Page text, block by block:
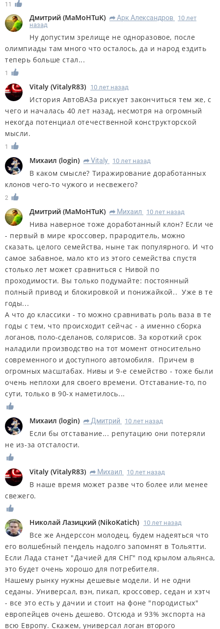
11
Дмитрий (MaMoHTuK) R Арк Александров
10 лет
назад
Ну допустим зрелище не одноразовое, после
олимпиады там много что осталось, да и народ ездить
теперь больше стал...
1
Vitaly (VitalyR83) 10 лет назад
История АвтоВАЗа рискует закончиться тем же, с
чего и началась 40 лет назад, несмотря на огромный
некогда потенциал отечественной конструкторской
мысли.
1
Михаил (login) R Vitaly 10 лет назад
В каком смысле? Тиражирование доработанных
клонов чего-то чужого и несвежего?
2
Дмитрий (MaMoHTuK) R Михаил 10 лет назад
Нива наверное тоже доработанный клон? Если че
- первый в мире кроссовер, прародитель, можно
сказать, целого семейства, ныне так популярного. И что
самое забавное, мало кто из этого семейства спустя
столько лет может сравниться с Нивой по
проходимости. Вы только подумайте: постоянный
полный привод и блокировкой и понижайкой.. Уже в те
годы...
А что до классики - то можно сравнивать роль ваза в те
годы с тем, что происходит сейчас - а именно сборка
логанов, поло-сделанов, солярисов. За короткий срок
наладили производство на тот момент относительно
современного и доступного автомобиля. Причем в
огромных масштабах. Нивы и 9-е семейство - тоже были
очень неплохи для своего времени. Отставание-то, по
сути, только в 90-х наметилось...
Михаил (login) R Дмитрий 10 лет назад
Если бы отставание... репутацию они потеряли
не из-за отсталости.
Vitaly (VitalyR83) R Михаил 10 лет назад
В наше время может разве что более или менее
свежего.
Николай Лазицкий (NikoKatich) 10 лет назад
Все же Андерссон молодец, будем надеяться что
его волшебный пендель надолго запомнят в Тольятти.
Если Лада станет "Дачией для СНГ" под крылом альянса,
это будет очень хорошо для потребителя.
Нашему рынку нужны дешевые модели. И не одни
седаны. Универсал, вэн, пикап, кроссовер, седан и хэтч
- все это есть у дачии и стоит на фоне "породистых"
европейцев очень дешево. Отсюда и 93% экспорта на
всю Европу. Скажем, универсал логан второго